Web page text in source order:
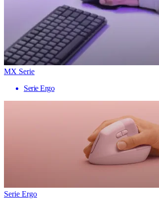
MX Serie
Serie Ergo
Serie Ergo